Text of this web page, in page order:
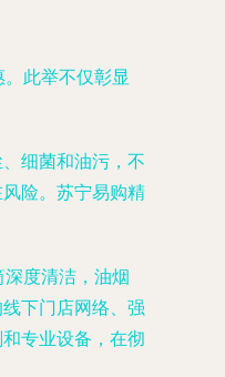
此举不仅彰显
细菌和油污，不
险。苏宁易购精
度清洁，油烟
下门店网络、强
专业设备，在彻